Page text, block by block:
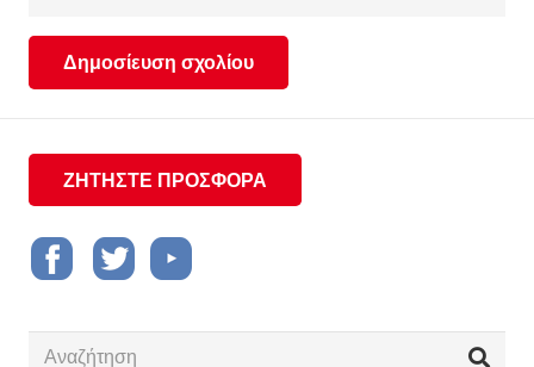
Δημοσίευση σχολίου
ΖΗΤΗΣΤΕ ΠΡΟΣΦΟΡΑ